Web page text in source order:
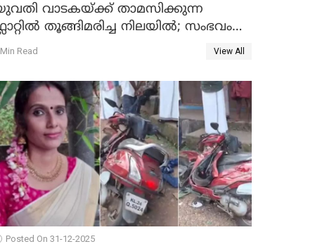
വാടകയ്ക്ക് താമസിക്കുന്ന
തൂങ്ങിമരിച്ച നിലയില്‍; സംഭവം
Read View All
Posted On 31-12-2025